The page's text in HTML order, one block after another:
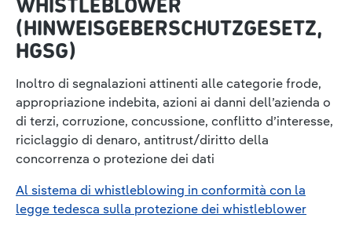
WHISTLEBLOWER
(HINWEISGEBERSCHUTZGESETZ,
HGSG)
Inoltro di segnalazioni attinenti alle categorie frode,
appropriazione indebita, azioni ai danni dell’azienda o
di terzi, corruzione, concussione, conflitto d’interesse,
riciclaggio di denaro, antitrust/diritto della
concorrenza o protezione dei dati
Al sistema di whistleblowing in conformità con la
legge tedesca sulla protezione dei whistleblower